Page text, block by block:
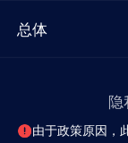
总体
隐
由于政策原因，